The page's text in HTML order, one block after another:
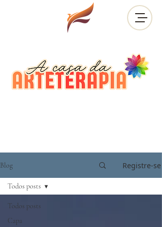
Blog Registre-se
Todos posts
Capa
Todos posts